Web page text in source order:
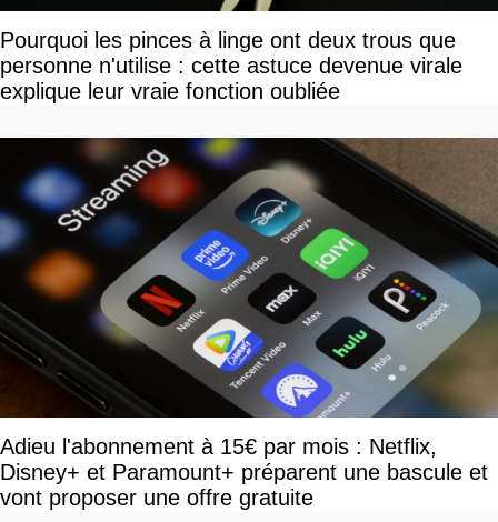
Pourquoi les pinces à linge ont deux trous que
personne n'utilise : cette astuce devenue virale
explique leur vraie fonction oubliée
Adieu l'abonnement à 15€ par mois : Netflix,
Disney+ et Paramount+ préparent une bascule et
vont proposer une offre gratuite